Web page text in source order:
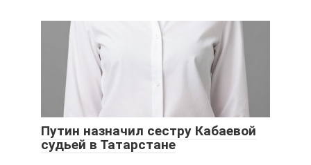
​Путин назначил сестру Кабаевой
судьей в Татарстане